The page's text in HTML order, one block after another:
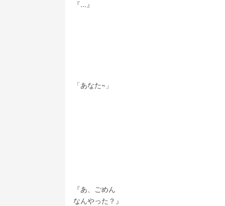
『...』
「あなた~」
『あ、ごめん
なんやった？』